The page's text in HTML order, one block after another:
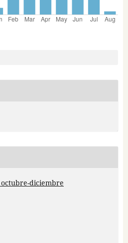
octubre-diciembre